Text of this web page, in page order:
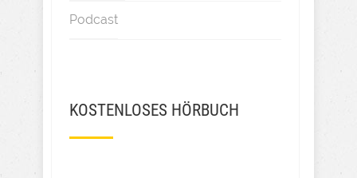
Podcast
KOSTENLOSES HÖRBUCH